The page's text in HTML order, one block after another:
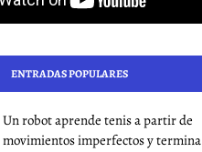
ENTRADAS POPULARES
Un robot aprende tenis a partir de
movimientos imperfectos y termina